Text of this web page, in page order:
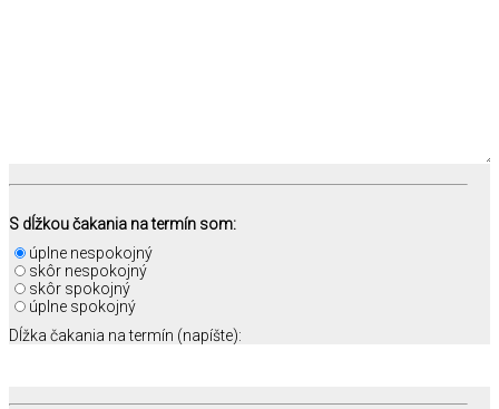
S dĺžkou čakania na termín som:
úplne nespokojný
skôr nespokojný
skôr spokojný
úplne spokojný
Dĺžka čakania na termín (napíšte):